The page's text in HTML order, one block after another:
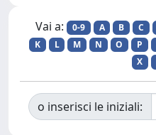
Vai a: 0-9 A B C
K
L M N O P
X
o inserisci le iniziali: